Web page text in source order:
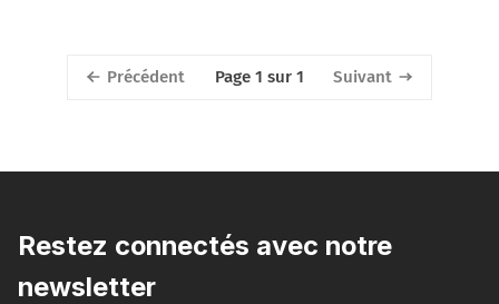
Précédent Page 1 sur 1 Suivant
Restez connectés avec notre
newsletter